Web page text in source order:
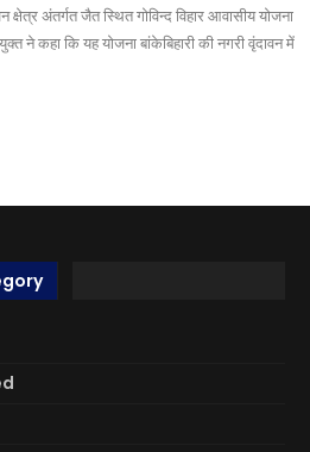
अंतर्गत जैत स्थित गोविन्द विहार आवासीय योजना
ने कहा कि यह योजना बांकेबिहारी की नगरी वृंदावन में